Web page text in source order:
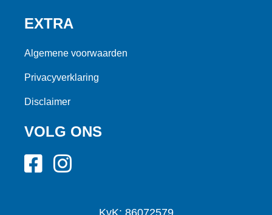
EXTRA
Algemene voorwaarden
Privacyverklaring
Disclaimer
VOLG ONS